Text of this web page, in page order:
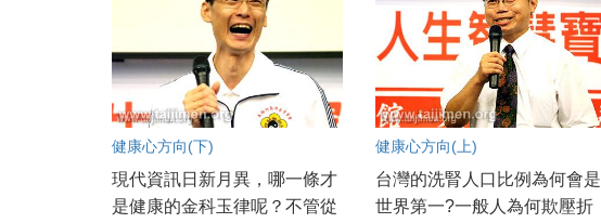
健康心方向(下)
現代資訊日新月異，哪一條才
是健康的金科玉律呢？不管從
健康心方向(上)
台灣的洗腎人口比例為何會是
世界第一?一般人為何欺壓折